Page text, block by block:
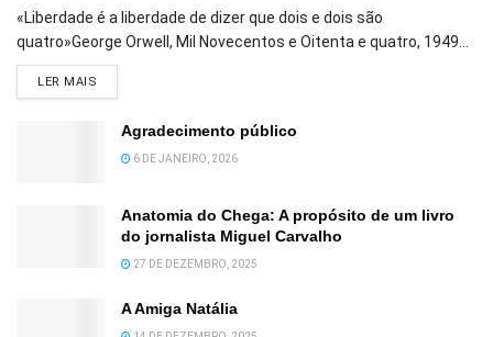
«Liberdade é a liberdade de dizer que dois e dois são
quatro»George Orwell, Mil Novecentos e Oitenta e quatro, 1949...
LER MAIS
Agradecimento público
6 DE JANEIRO, 2026
Anatomia do Chega: A propósito de um livro
do jornalista Miguel Carvalho
27 DE DEZEMBRO, 2025
A Amiga Natália